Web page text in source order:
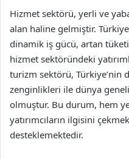
Hizmet sektörü, yerli ve
alan haline gelmiştir.
dinamik iş gücü, artan
hizmet sektöründeki
turizm sektörü, Türkiye’nin
zenginlikleri ile dünya
olmuştur. Bu durum, hem
yatırımcıların ilgisini
desteklemektedir.